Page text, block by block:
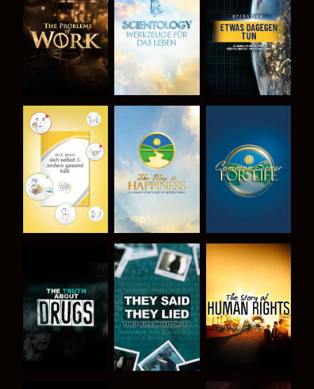
SERIE
ENTDECKEN
SERIE
ENTDECKEN
ANSEHEN
ANSEHEN ANSEHEN ANSEHEN
ANSEHEN ANSEHEN ANSEHEN